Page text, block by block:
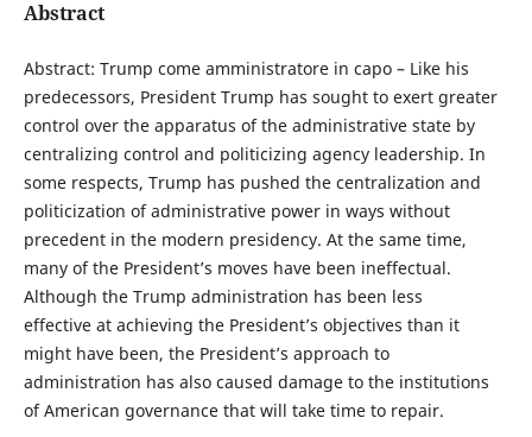
Abstract
Abstract: Trump come amministratore in capo – Like his
predecessors, President Trump has sought to exert greater
control over the apparatus of the administrative state by
centralizing control and politicizing agency leadership. In
some respects, Trump has pushed the centralization and
politicization of administrative power in ways without
precedent in the modern presidency. At the same time,
many of the President’s moves have been ineffectual.
Although the Trump administration has been less
effective at achieving the President’s objectives than it
might have been, the President’s approach to
administration has also caused damage to the institutions
of American governance that will take time to repair.